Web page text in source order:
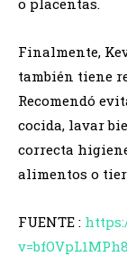
o placentas.
Finalmente,
también tiene
Recomendó
cocida, lavar
correcta
alimentos o
FUENTE :
v=bfOVpL1MPh8